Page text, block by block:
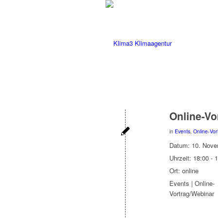
Online-
in Events, Online-
Datum: 10.
Uhrzeit: 18:00 -
Ort: online
Events | Online-
Vortrag/Webinar